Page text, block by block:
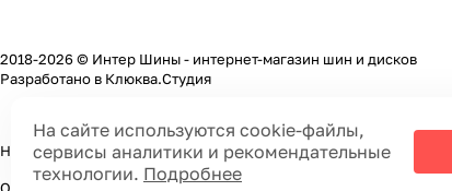
2018-2026 © Интер Шины - интернет-магазин шин и дисков
Разработано в Клюква.Студия
На информационном ресурсе применяютсяcookie-файлы,
На сайте используются cookie-файлы,
сервисы аналитики и рекомендательные
технологии. Подробнее